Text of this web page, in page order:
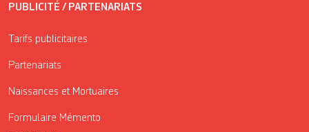
PUBLICITÉ / PARTENARIATS
Tarifs publicitaires
Partenariats
Naissances et Mortuaires
Formulaire Mémento